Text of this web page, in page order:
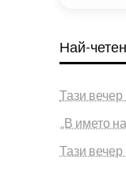
Най-
Тази вечер
„В името
Тази вечер